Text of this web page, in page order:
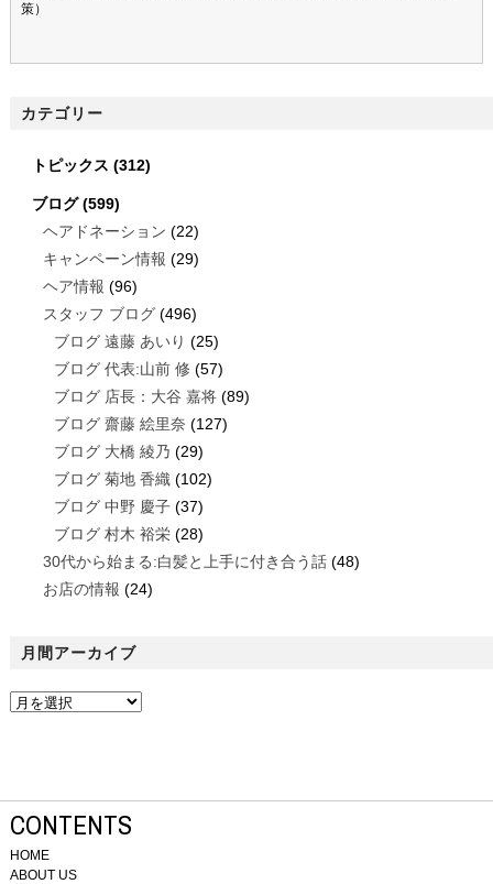
策）
カテゴリー
トピックス (312)
ブログ(599)
ヘアドネーション (22)
キャンペーン情報 (29)
ヘア情報 (96)
スタッフ ブログ(496)
ブログ 遠藤 あいり (25)
ブログ 代表:山前 修 (57)
ブログ 店長：大谷 嘉将(89)
ブログ 齋藤 絵里奈 (127)
ブログ 大橋 綾乃 (29)
ブログ 菊地 香織(102)
ブログ 中野 慶子(37)
ブログ 村木 裕栄(28)
30代から始まる:白髪と上手に付き合う話(48)
お店の情報 (24)
月間アーカイブ
CONTENTS
HOME
ABOUT US